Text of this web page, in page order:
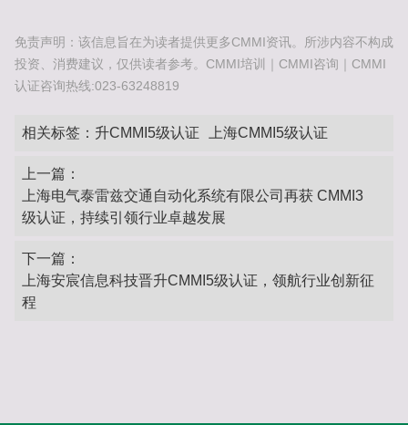
免责声明：该信息旨在为读者提供更多CMMI资讯。所涉内容不构成
投资、消费建议，仅供读者参考。CMMI培训｜CMMI咨询｜CMMI
认证咨询热线:023-63248819
相关标签： 升CMMI5级认证 上海CMMI5级认证
上一篇：
上海电气泰雷兹交通自动化系统有限公司再获 CMMI3
级认证，持续引领行业卓越发展
下一篇：
上海安宸信息科技晋升CMMI5级认证，领航行业创新征
程